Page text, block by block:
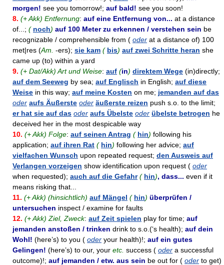
morgen! see you tomorrow!; auf bald! see you soon!
8. (+ Akk) Entfernung: auf eine Entfernung von... at a distance
of...; ( noch) auf 100 Meter zu erkennen / verstehen sein be
recognizable / comprehensible from ( oder at a distance of) 100
met|res (Am. -ers); sie kam ( bis) auf zwei Schritte heran she
came up (to) within a yard
9. (+ Dat/Akk) Art und Weise: auf (in) direktem Wege (in)directly;
auf dem Seeweg by sea; auf Englisch in English; auf diese
Weise in this way; auf meine Kosten on me; jemanden auf das
oder aufs Äußerste oder äußerste reizen push s.o. to the limit;
er hat sie auf das oder aufs Übelste oder übelste betrogen he
deceived her in the most despicable way
10. (+ Akk) Folge: auf seinen Antrag ( hin) following his
application; auf ihren Rat ( hin) following her advice; auf
vielfachen Wunsch upon repeated request; den Ausweis auf
Verlangen vorzeigen show identification upon request ( oder
when requested); auch auf die Gefahr ( hin), dass... even if it
means risking that...
11. (+ Akk) (hinsichtlich) auf Mängel ( hin) überprüfen /
untersuchen inspect / examine for faults
12. (+ Akk) Ziel, Zweck: auf Zeit spielen play for time; auf
jemanden anstoßen / trinken drink to s.o.(‘s health); auf dein
Wohl! (here’s) to you ( oder your health)!; auf ein gutes
Gelingen! (here’s) to our, your etc. success ( oder a successful
outcome)!; auf jemanden / etw. aus sein be out for ( oder to get)